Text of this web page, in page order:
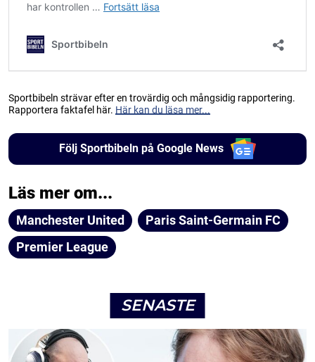
Sportbibeln strävar efter en trovärdig och mångsidig rapportering.
Rapportera faktafel här. Här kan du läsa mer...
Följ Sportbibeln på Google News
Läs mer om...
Manchester United
Paris Saint-Germain FC
Premier League
SENASTE